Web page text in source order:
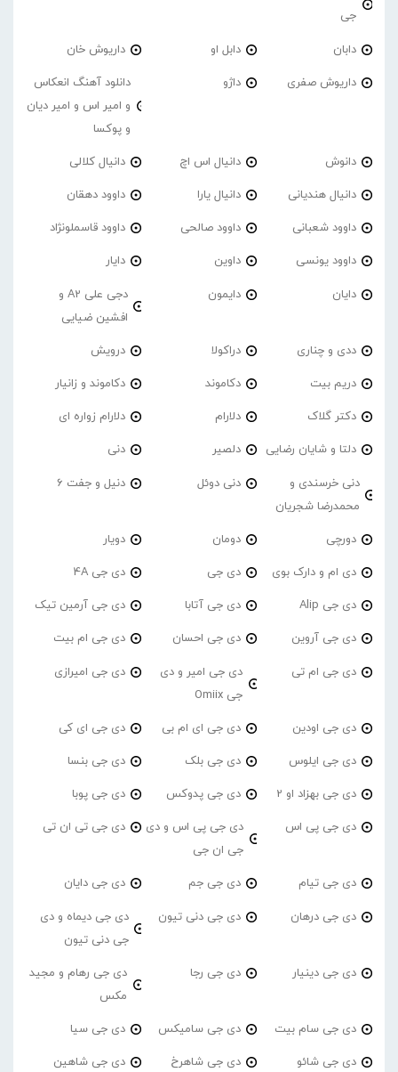
جی
دابان دابل او داریوش خان
داریوش صفری داژو
دانلود آهنگ انعکاس
و امیر اس و امیر دیان
و پوکسا
دانوش دانیال اس اچ دانیال کلالی
دانیال هندیانی دانیال یارا داوود دهقان
داوود شعبانی داوود صالحی داوود قاسملونژاد
داوود یونسی داوین دایار
دایان دایمون
دجی علی A2 و
افشین ضیایی
ددی و چناری دراکولا درویش
دریم بیت دکاموند دکاموند و زانیار
دکتر گلاک دلارام دلارام زواره ای
دلتا و شایان رضایی دلصیر دنی
دنی خرسندی و
محمدرضا شجریان
دنی دوئل دنیل و جفت 6
دورچی دومان دویار
دی ام و دارک بوی دی جی دی جی 4A
دی جی Alip دی جی آتابا دی جی آرمین تیک
دی جی آروین دی جی احسان دی جی ام بیت
دی جی ام تی
دی جی امیر و دی
جی Omiix
دی جی امیرازی
دی جی اودین دی جی ای ام بی دی جی ای کی
دی جی ایلوس دی جی بلک دی جی بنسا
دی جی بهزاد او 2 دی جی پدوکس دی جی پوبا
دی جی پی اس
دی جی پی اس و دی
جی ان جی
دی جی تی ان تی
دی جی تیام دی جی جم دی جی دایان
دی جی درهان دی جی دنی تیون
دی جی دیماه و دی
جی دنی تیون
دی جی دینیار دی جی رجا
دی جی رهام و مجید
مکس
دی جی سام بیت دی جی سامیکس دی جی سیا
دی جی شائو دی جی شاهرخ دی جی شاهین